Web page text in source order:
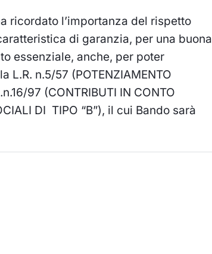
ricordato l’importanza del rispetto
di garanzia, per una buona
essenziale, anche, per poter
n.5/57 (POTENZIAMENTO
97 (CONTRIBUTI IN CONTO
DI TIPO “B”), il cui Bando sarà